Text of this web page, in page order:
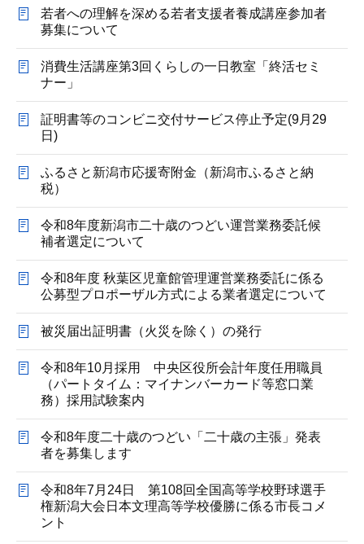
若者への理解を深める若者支援者養成講座参加者
募集について
消費生活講座第3回くらしの一日教室「終活セミ
ナー」
証明書等のコンビニ交付サービス停止予定(9月29
日)
ふるさと新潟市応援寄附金（新潟市ふるさと納
税）
令和8年度新潟市二十歳のつどい運営業務委託候
補者選定について
令和8年度 秋葉区児童館管理運営業務委託に係る
公募型プロポーザル方式による業者選定について
被災届出証明書（火災を除く）の発行
令和8年10月採用 中央区役所会計年度任用職員
（パートタイム：マイナンバーカード等窓口業
務）採用試験案内
令和8年度二十歳のつどい「二十歳の主張」発表
者を募集します
令和8年7月24日 第108回全国高等学校野球選手
権新潟大会日本文理高等学校優勝に係る市長コメ
ント